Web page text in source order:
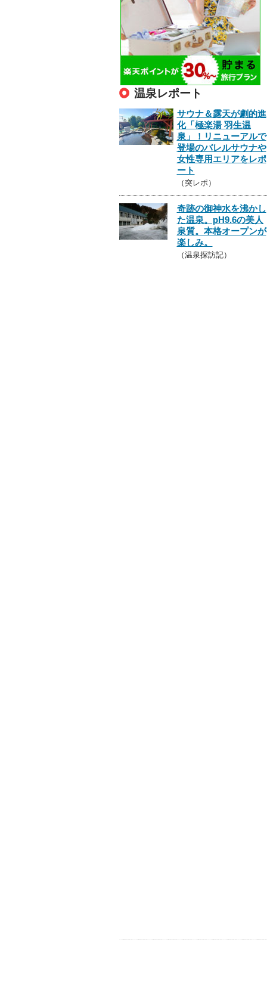
温泉レポート
サウナ＆露天が劇的進
化「極楽湯 羽生温
泉」！リニューアルで
登場のバレルサウナや
女性専用エリアをレポ
ート
（突レポ）
奇跡の御神水を沸かし
た温泉。pH9.6の美人
泉質。本格オープンが
楽しみ。
（温泉探訪記）